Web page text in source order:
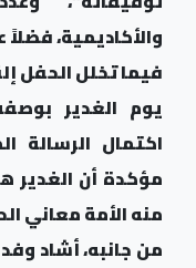
والأكاديمية،
فيما تخلل الحفل
يوم الغدير
اكتمال الرسالة
مؤكدة أن الغدير
منه الأمة معاني
من جانبه، أشاد